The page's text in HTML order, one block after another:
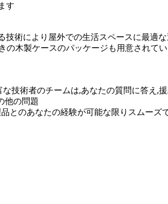
す
術により屋外での生活スペースに最適
木製ケースのパッケージも用意されて
技術者のチームは,あなたの質問に答え,
他の問題
とのあなたの経験が可能な限りスムーズ